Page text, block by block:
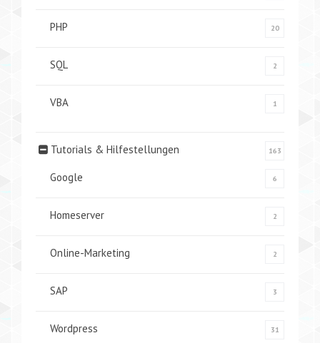
PHP 20
SQL 2
VBA 1
Tutorials & Hilfestellungen 163
Google 6
Homeserver 2
Online-Marketing 2
SAP 3
Wordpress 31